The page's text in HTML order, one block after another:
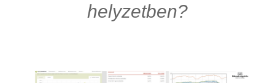
helyzetben?